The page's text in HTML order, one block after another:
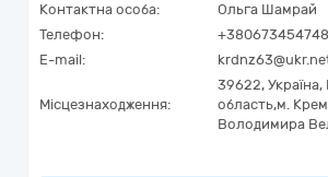
Контактна особа:
Ольга Шамрай
Телефон:
+380673454748
E-mail:
Місцезнаходження:
39622, Україна,
область,м.
Володимира